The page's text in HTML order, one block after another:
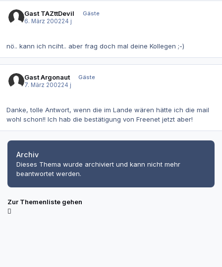
Gast TAZttDevil
Gäste
6. März 200224 j
nö.. kann ich nciht.. aber frag doch mal deine Kollegen ;-)
Gast Argonaut
Gäste
7. März 200224 j
Danke, tolle Antwort, wenn die im Lande wären hätte ich die mail
wohl schon!! Ich hab die bestätigung von Freenet jetzt aber!
Archiv
Dieses Thema wurde archiviert und kann nicht mehr
beantwortet werden.
Zur Themenliste gehen